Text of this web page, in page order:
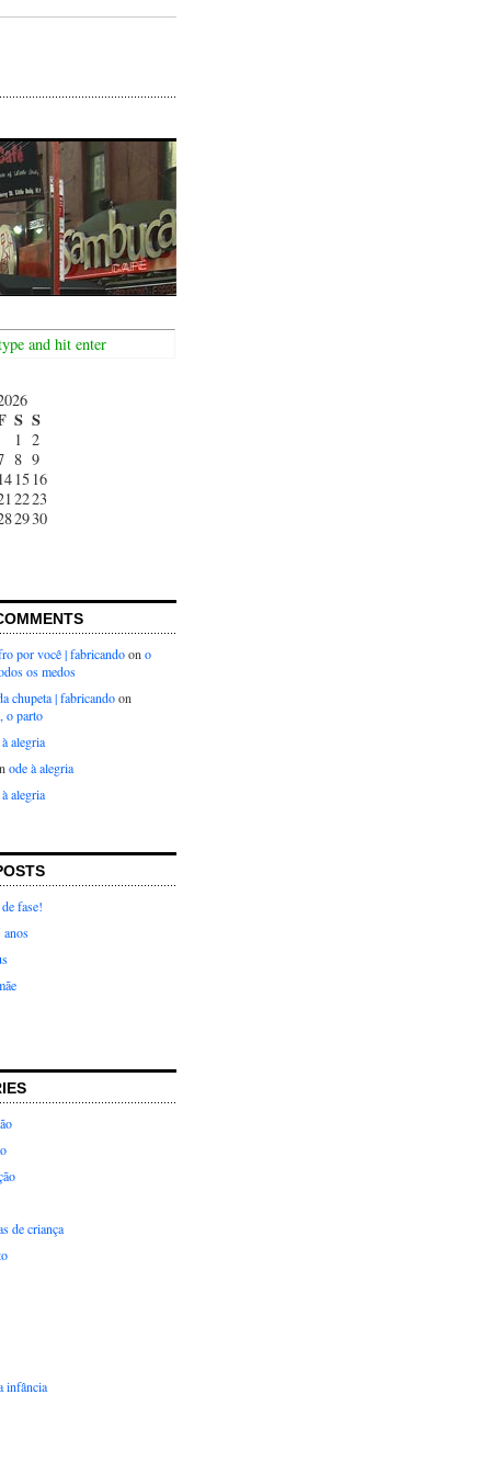
S S
1 2
8 9
14 15 16
2223
2930
por você | fabricandoon o
os medos
chupeta | fabricandoon
o parto
alegria
ode à alegria
alegria
fase!
anos
de criança
infância